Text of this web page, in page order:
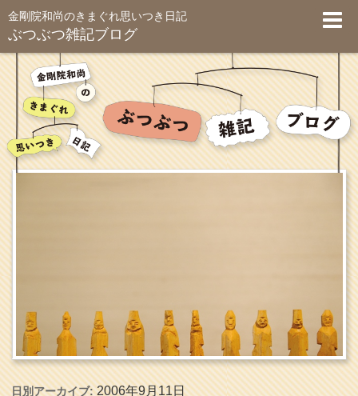
金剛院和尚のきまぐれ思いつき日記
ぶつぶつ雑記ブログ
日別アーカイブ:2006年9月11日